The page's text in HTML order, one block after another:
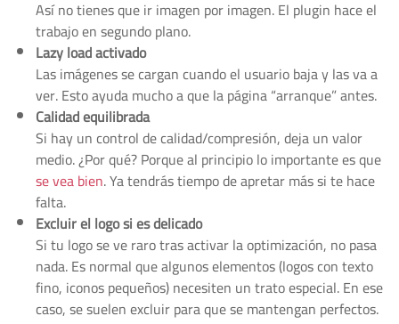
Así no tienes que ir imagen por imagen. El plugin hace el
trabajo en segundo plano.
Lazy load activado
Las imágenes se cargan cuando el usuario baja y las va a
ver. Esto ayuda mucho a que la página “arranque” antes.
Calidad equilibrada
Si hay un control de calidad/compresión, deja un valor
medio. ¿Por qué? Porque al principio lo importante es que
se vea bien. Ya tendrás tiempo de apretar más si te hace
falta.
Excluir el logo si es delicado
Si tu logo se ve raro tras activar la optimización, no pasa
nada. Es normal que algunos elementos (logos con texto
fino, iconos pequeños) necesiten un trato especial. En ese
caso, se suelen excluir para que se mantengan perfectos.